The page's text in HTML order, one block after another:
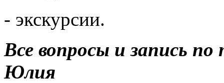
- экскурсии.
Все вопросы и запись
Юлия